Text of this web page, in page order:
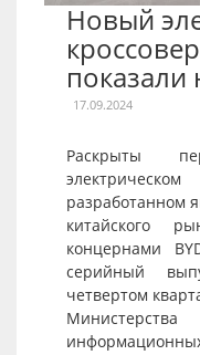
Новый
показали
17.09.2024
Раскрыты
разработанном
китайского
концернами
серийный
четвертом